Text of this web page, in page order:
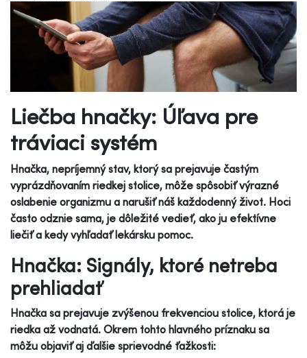
Liečba hnačky: Úľava pre
tráviaci systém
Hnačka, nepríjemný stav, ktorý sa prejavuje častým
vyprázdňovaním riedkej stolice, môže spôsobiť výrazné
oslabenie organizmu a narušiť náš každodenný život. Hoci
často odznie sama, je dôležité vedieť, ako ju efektívne
liečiť a kedy vyhľadať lekársku pomoc.
Hnačka: Signály, ktoré netreba
prehliadať
Hnačka sa prejavuje zvýšenou frekvenciou stolice, ktorá je
riedka až vodnatá. Okrem tohto hlavného príznaku sa
môžu objaviť aj ďalšie sprievodné ťažkosti: